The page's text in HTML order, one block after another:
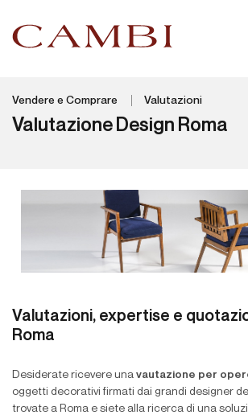
Vendere e Comprare Valutazioni
Valutazione Design Roma
Valutazioni, expertise e
Roma
Desiderate ricevere una vautazione per
oggetti decorativi firmati dai grandi designer
trovate a Roma e siete alla ricerca di una